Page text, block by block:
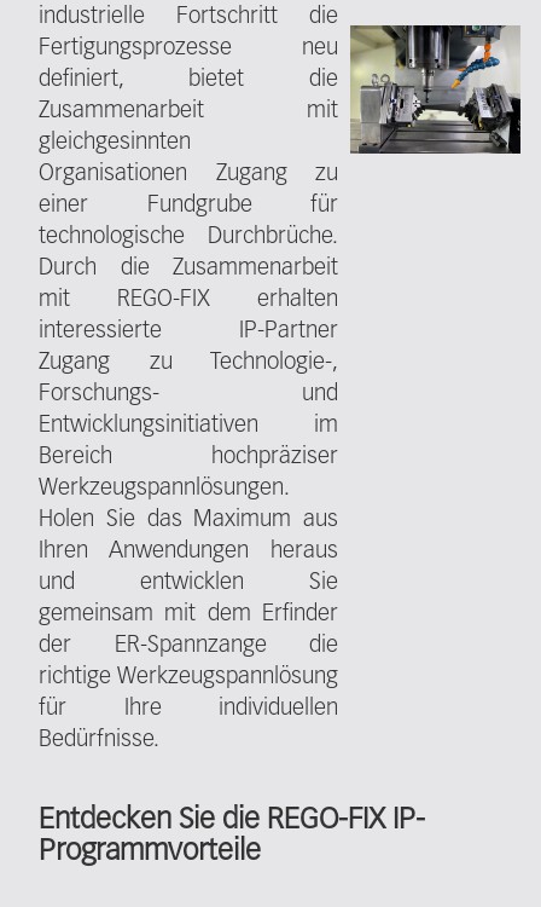
industrielle Fortschritt die
Fertigungsprozesse neu
definiert, bietet die
Zusammenarbeit mit
gleichgesinnten
Organisationen Zugang zu
einer Fundgrube für
technologische Durchbrüche.
Durch die Zusammenarbeit
mit REGO-FIX erhalten
interessierte IP-Partner
Zugang zu Technologie-,
Forschungs- und
Entwicklungsinitiativen im
Bereich hochpräziser
Werkzeugspannlösungen.
Holen Sie das Maximum aus
Ihren Anwendungen heraus
und entwicklen Sie
gemeinsam mit dem Erfinder
der ER-Spannzange die
richtige Werkzeugspannlösung
für Ihre individuellen
Bedürfnisse.
Entdecken Sie die REGO-FIX IP-
Programmvorteile